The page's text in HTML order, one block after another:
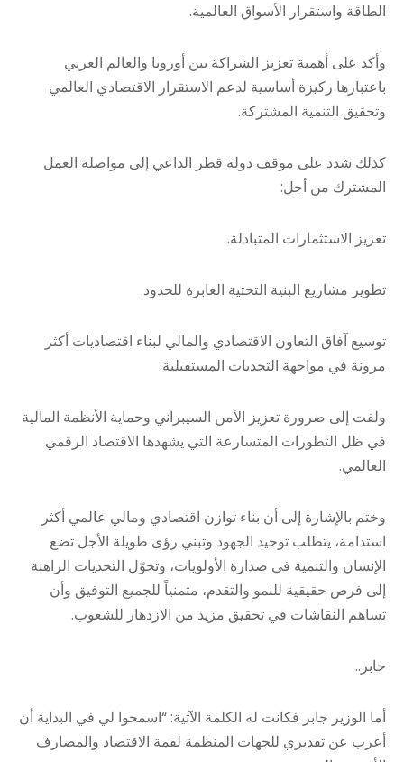
الطاقة واستقرار الأسواق العالمية.
​​وأكد على أهمية تعزيز الشراكة بين أوروبا والعالم العربي
باعتبارها ركيزة أساسية لدعم الاستقرار الاقتصادي العالمي
وتحقيق التنمية المشتركة.
​كذلك شدد على موقف دولة قطر الداعي إلى مواصلة العمل
المشترك من أجل:
​تعزيز الاستثمارات المتبادلة.
​تطوير مشاريع البنية التحتية العابرة للحدود.
​توسيع آفاق التعاون الاقتصادي والمالي لبناء اقتصاديات أكثر
مرونة في مواجهة التحديات المستقبلية.
​ولفت إلى ضرورة تعزيز الأمن السيبراني وحماية الأنظمة المالية
في ظل التطورات المتسارعة التي يشهدها الاقتصاد الرقمي
العالمي.
​وختم بالإشارة إلى أن بناء توازن اقتصادي ومالي عالمي أكثر
استدامة، يتطلب توحيد الجهود وتبني رؤى طويلة الأجل تضع
الإنسان والتنمية في صدارة الأولويات، وتحوّل التحديات الراهنة
إلى فرص حقيقية للنمو والتقدم، متمنياً للجميع التوفيق وأن
تساهم النقاشات في تحقيق مزيد من الازدهار للشعوب.
جابر..
أما الوزير جابر فكانت له الكلمة الآتية: “اسمحوا لي في البداية أن
أعرب عن تقديري للجهات المنظمة لقمة الاقتصاد والمصارف